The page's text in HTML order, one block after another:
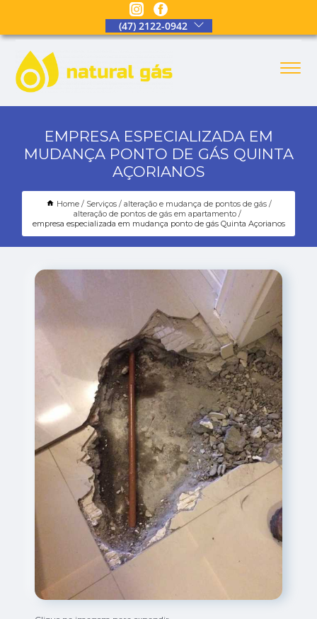
(47) 2122-0942
EMPRESA ESPECIALIZADA EM
MUDANÇA PONTO DE GÁS QUINTA
AÇORIANOS
Home Serviços
alteração e mudança de pontos de gás
alteração de pontos de gás em apartamento
empresa especializada em mudança ponto de gás Quinta Açorianos